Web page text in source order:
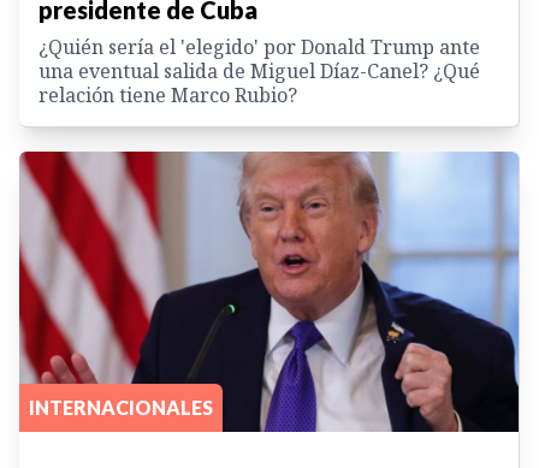
presidente de Cuba
¿Quién sería el 'elegido' por Donald Trump ante
una eventual salida de Miguel Díaz-Canel? ¿Qué
relación tiene Marco Rubio?
INTERNACIONALES